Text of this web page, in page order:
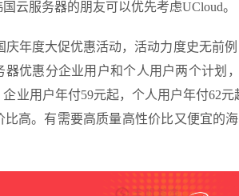
云服务器的朋友可以优先考虑UCloud。
庆年度大促优惠活动，活动力度史无前
优惠分企业用户和个人用户两个计划
业用户年付59元起，个人用户年付62
高。有需要高质量高性价比又便宜的